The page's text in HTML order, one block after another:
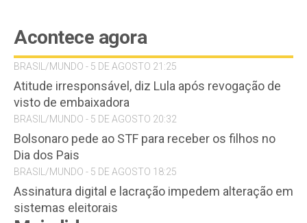
Acontece agora
BRASIL/MUNDO - 5 DE AGOSTO 21:25
Atitude irresponsável, diz Lula após revogação de
visto de embaixadora
BRASIL/MUNDO - 5 DE AGOSTO 20:32
Bolsonaro pede ao STF para receber os filhos no
Dia dos Pais
BRASIL/MUNDO - 5 DE AGOSTO 18:25
Assinatura digital e lacração impedem alteração em
sistemas eleitorais